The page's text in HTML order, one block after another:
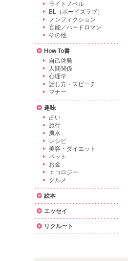
ライトノベル
BL（ボーイズラブ）
ノンフィクション
官能／ハードロマン
その他
How To書
自己啓発
人間関係
心理学
話し方・スピーチ
マナー
趣味
占い
旅行
風水
レシピ
美容・ダイエット
ペット
お金
エコロジー
グルメ
絵本
エッセイ
リクルート